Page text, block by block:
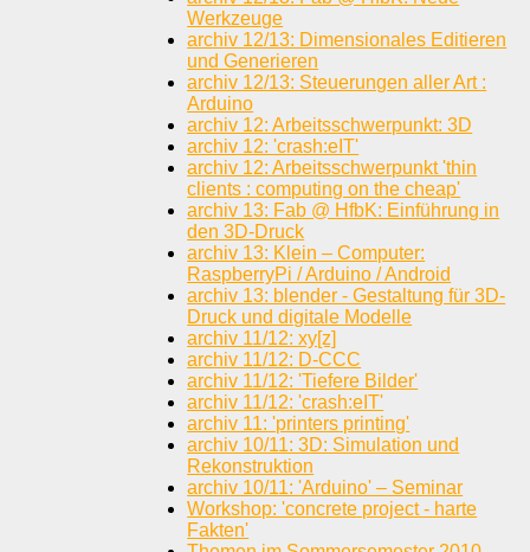
Werkzeuge
archiv 12/13: Dimensionales Editieren
und Generieren
archiv 12/13: Steuerungen aller Art :
Arduino
archiv 12: Arbeitsschwerpunkt: 3D
archiv 12: 'crash:eIT'
archiv 12: Arbeitsschwerpunkt 'thin
clients : computing on the cheap'
archiv 13: Fab @ HfbK: Einführung in
den 3D-Druck
archiv 13: Klein – Computer:
RaspberryPi / Arduino / Android
archiv 13: blender - Gestaltung für 3D-
Druck und digitale Modelle
archiv 11/12: xy[z]
archiv 11/12: D-CCC
archiv 11/12: 'Tiefere Bilder'
archiv 11/12: 'crash:eIT'
archiv 11: 'printers printing'
archiv 10/11: 3D: Simulation und
Rekonstruktion
archiv 10/11: 'Arduino' – Seminar
Workshop: 'concrete project - harte
Fakten'